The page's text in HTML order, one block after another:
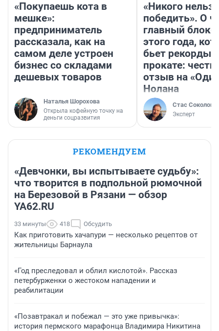
«Покупаешь кота в
мешке»:
предприниматель
рассказала, как на
самом деле устроен
бизнес со складами
дешевых товаров
Наталья Шорохова
Открыла кофейную точку на
деньги соцразвития
«Никого нельзя
победить». О
главный
этого года,
бьет рекорды в
прокате:
отзыв на
Нолана
Стас Соколов
Эксперт
РЕКОМЕНДУЕМ
«Девчонки, вы испытываете судьбу»:
что творится в подпольной рюмочной
на Березовой в Рязани — обзор
YA62.RU
33 минуты 418 Обсудить
Как приготовить хачапури — несколько рецептов от
жительницы Барнаула
«Год преследовал и облил кислотой». Рассказ
петербурженки о жестоком нападении и
реабилитации
«Позавтракал и побежал — это уже привычка»:
история пермского марафонца Владимира Никитина